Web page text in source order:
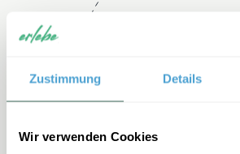
Zustimmung Details
Wir verwenden Cookies
+49 2151 3880 192